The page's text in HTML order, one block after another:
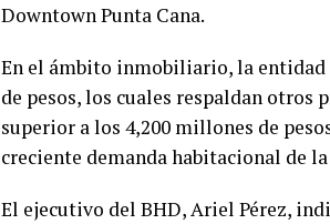
Downtown Punta Cana.
En el ámbito inmobiliario, la entidad
de pesos, los cuales respaldan otros
superior a los 4,200 millones de
creciente demanda habitacional de
El ejecutivo del BHD, Ariel Pérez,